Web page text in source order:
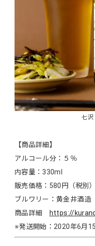
七沢
【商品詳細】
アルコール分：５％
内容量：330ml
販売価格：580円（税別）
ブルワリー：黄金井酒造
商品詳細
https://
※発送開始：2020年6月15